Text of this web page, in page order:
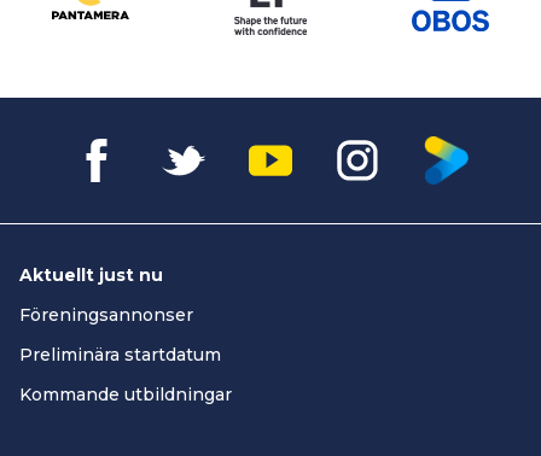
Aktuellt just nu
Föreningsannonser
Preliminära startdatum
Kommande utbildningar